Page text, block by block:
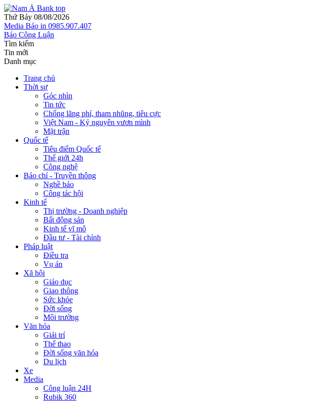
Thứ Bảy 08/08/2026
Media Báo in 0985.907.407
Báo Công Luận
Tìm kiếm
Tin mới
Danh mục
Trang chủ
Thời sự
Góc nhìn
Tin tức
Chống lãng phí, tham nhũng, tiêu cực
Việt Nam - Kỷ nguyên vươn mình
Mặt trận
Quốc tế
Tiêu điểm Quốc tế
Thế giới 24h
Công nghệ
Báo chí - Truyền thông
Nghề báo
Công tác hội
Kinh tế
Thị trường - Doanh nghiệp
Bất động sản
Kinh tế vĩ mô
Đầu tư - Tài chính
Pháp luật
Điều tra
Vụ án
Xã hội
Giáo dục
Giao thông
Sức khỏe
Đời sống
Môi trường
Văn hóa
Giải trí
Thể thao
Đời sống văn hóa
Du lịch
Xe
Media
Công luận 24H
Rubik 360